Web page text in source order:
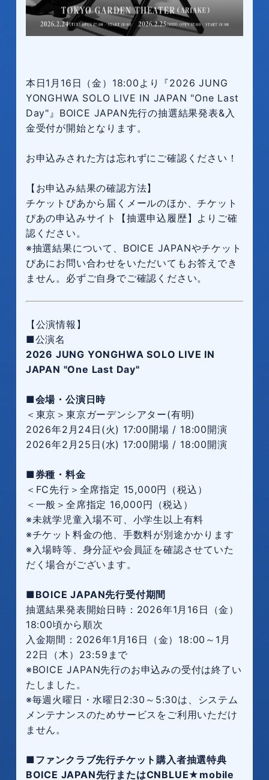
本日1月16日（金）18:00より『2026 JUNG
YONGHWA SOLO LIVE IN JAPAN "One Last
Day"』BOICE JAPAN先行の抽選結果発表&入
金受付が開始となります。
お申込みされた方は忘れずにご確認ください！
【お申込み結果の確認方法】
チケットぴあから届くメールのほか、チケット
ぴあの申込みサイト【抽選申込履歴】よりご確
認ください。
※抽選結果について、BOICE JAPANやチケット
ぴあにお問い合わせをいただいてもお答えでき
ません。必ずご自身でご確認ください。
【公演情報】
■公演名
2026 JUNG YONGHWA SOLO LIVE IN
JAPAN "One Last Day"
■会場・公演日時
＜東京＞東京ガーデンシアター(有明)
2026年2月24日(火) 17:00開場 / 18:00開演
2026年2月25日(水) 17:00開場 / 18:00開演
■券種・料金
＜FC先行＞全席指定 15,000円（税込）
＜一般＞全席指定 16,000円（税込）
※未就学児童入場不可、小学生以上有料
※チケット料金の他、手数料が別途かかります
※入場時等、身分証や会員証を確認させていた
だく場合がございます。
■BOICE JAPAN先行受付期間
抽選結果発表開始日時：2026年1月16日（金）
18:00頃から順次
入金期間：2026年1月16日（金）18:00～1月
22日（木）23:59まで
※BOICE JAPAN先行のお申込みの受付は終了い
たしました。
※毎週火曜日・水曜日2:30～5:30は、システム
メンテナンスのためサービスをご利用いただけ
ません。
■ファンクラブ先行チケット購入者抽選特典
BOICE JAPAN先行またはCNBLUE★mobile